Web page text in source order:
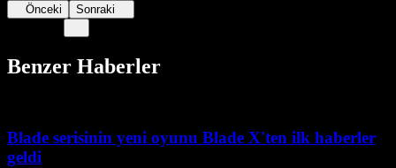
Önceki Sonraki
Benzer Haberler
Blade serisinin yeni oyunu Blade X'ten ilk haberler
geldi